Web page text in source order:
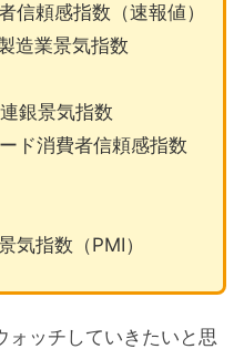
信頼感指数（速報値）
造業景気指数
銀景気指数
ド消費者信頼感指数
気指数（PMI）
ォッチしていきたいと思